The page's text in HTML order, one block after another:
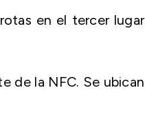
en el tercer lugar
de la NFC. Se ubican